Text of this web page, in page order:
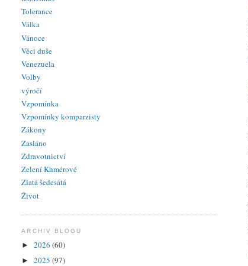
Tolerance
Válka
Vánoce
Věci duše
Venezuela
Volby
výročí
Vzpomínka
Vzpomínky komparzisty
Zákony
Zasláno
Zdravotnictví
Zelení Khmérové
Zlatá šedesátá
Život
ARCHIV BLOGU
►2026(60)
►2025(97)